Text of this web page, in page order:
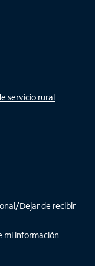
servicio rural
Dejar de recibir
mi información